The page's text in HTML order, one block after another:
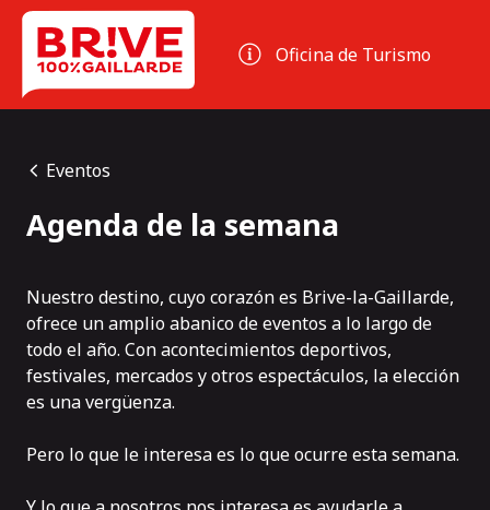
Panel de gestión de cookies
Oficina de Turismo
Eventos
Agenda de la semana
Nuestro destino, cuyo corazón es Brive-la-Gaillarde,
ofrece un amplio abanico de eventos a lo largo de
todo el año. Con acontecimientos deportivos,
festivales, mercados y otros espectáculos, la elección
es una vergüenza.
Pero lo que le interesa es lo que ocurre esta semana.